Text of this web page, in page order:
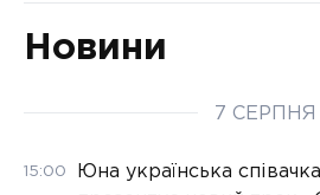
Новини
7 СЕРПНЯ
15:00
Юна українська